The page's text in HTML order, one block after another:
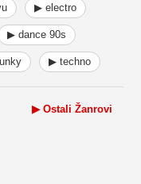
▶ electro
▶ dance 90s
▶ techno
▶ Ostali Žanrovi